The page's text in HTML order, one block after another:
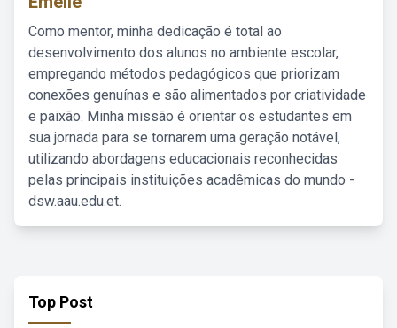
Como mentor, minha dedicação é total ao
desenvolvimento dos alunos no ambiente escolar,
empregando métodos pedagógicos que priorizam
conexões genuínas e são alimentados por criatividade
e paixão. Minha missão é orientar os estudantes em
sua jornada para se tornarem uma geração notável,
utilizando abordagens educacionais reconhecidas
pelas principais instituições acadêmicas do mundo -
dsw.aau.edu.et.
Top Post